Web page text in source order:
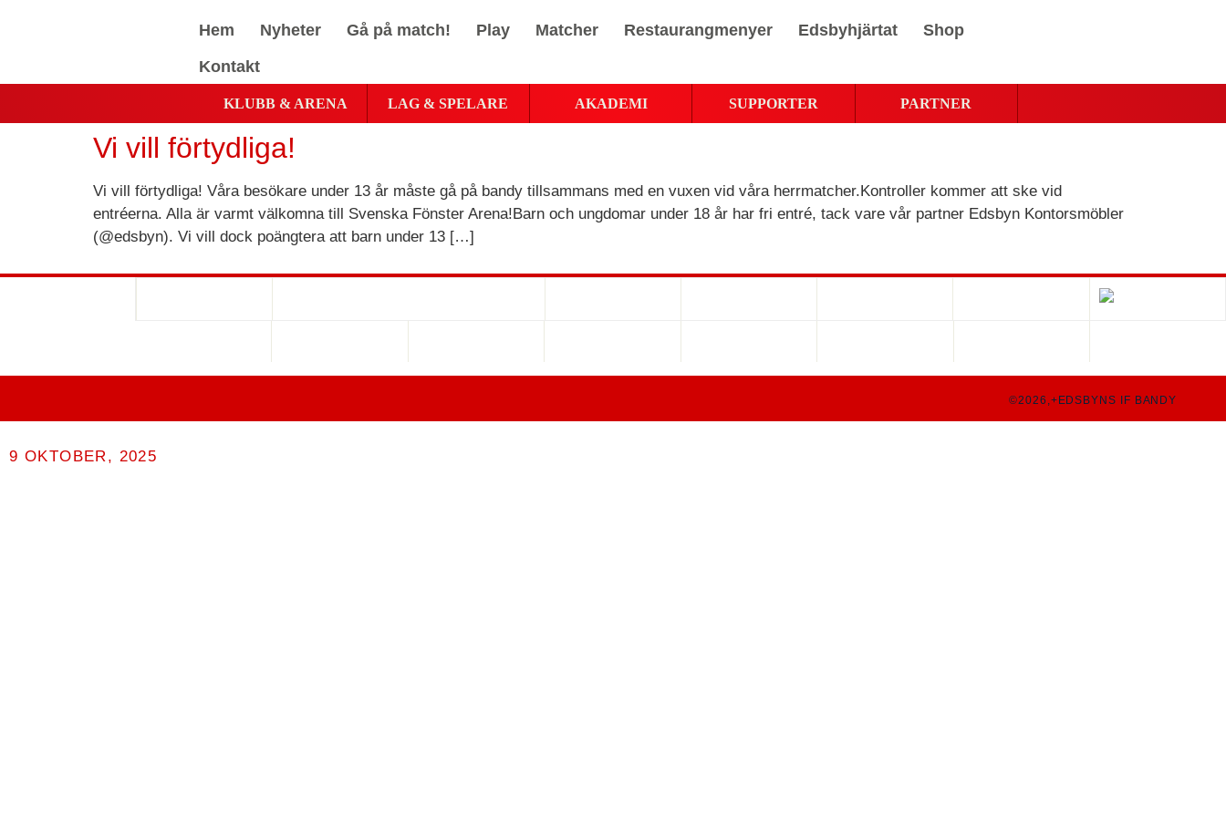
Hem Nyheter Gå på match! Play Matcher Restaurangmenyer Edsbyhjärtat
Shop
Kontakt
KLUBB & ARENA LAG & SPELARE AKADEMI SUPPORTER PARTNER
Vi vill förtydliga!
Vi vill förtydliga! Våra besökare under 13 år måste gå på bandy tillsammans med en vuxen vid våra herrmatcher.Kontroller kommer att ske vid
entréerna. Alla är varmt välkomna till Svenska Fönster Arena!Barn och ungdomar under 18 år har fri entré, tack vare vår partner Edsbyn Kontorsmöbler
(@edsbyn). Vi vill dock poängtera att barn under 13 […]
©2026,+EDSBYNS IF BANDY
9 OKTOBER, 2025